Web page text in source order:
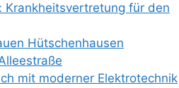
Krankheitsvertretung für den
Hütschenhausen
mit moderner Elektrotechnik